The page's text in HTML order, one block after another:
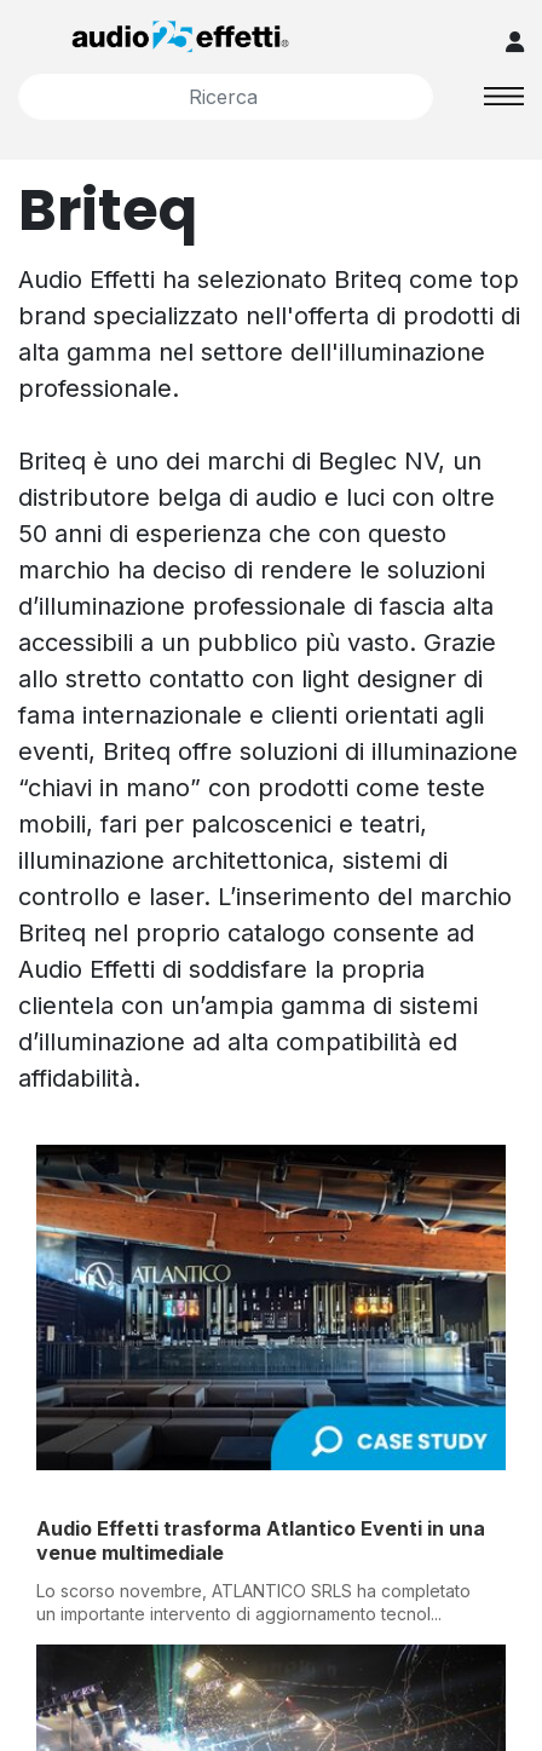
Briteq
Audio Effetti ha selezionato Briteq come top
brand specializzato nell'offerta di prodotti di
alta gamma nel settore dell'illuminazione
professionale.
Briteq è uno dei marchi di Beglec NV, un
distributore belga di audio e luci con oltre
50 anni di esperienza che con questo
marchio ha deciso di rendere le soluzioni
d’illuminazione professionale di fascia alta
accessibili a un pubblico più vasto. Grazie
allo stretto contatto con light designer di
fama internazionale e clienti orientati agli
eventi, Briteq offre soluzioni di illuminazione
“chiavi in mano” con prodotti come teste
mobili, fari per palcoscenici e teatri,
illuminazione architettonica, sistemi di
controllo e laser. L’inserimento del marchio
Briteq nel proprio catalogo consente ad
Audio Effetti di soddisfare la propria
clientela con un’ampia gamma di sistemi
d’illuminazione ad alta compatibilità ed
affidabilità.
Audio Effetti trasforma Atlantico Eventi in una
venue multimediale
Lo scorso novembre, ATLANTICO SRLS ha completato
un importante intervento di aggiornamento tecnol...